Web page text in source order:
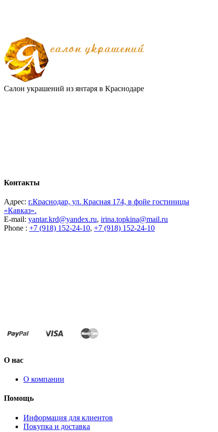
Салон украшений из янтаря в Краснодаре
Контакты
Адрес: г.Краснодар, ул. Красная 174, в фойе гостиницы
«Кавказ».
E-mail: yantar.krd@yandex.ru, irina.topkina@mail.ru
Phone : +7 (918) 152-24-10, +7 (918) 152-24-10
О нас
О компании
Помощь
Информация для клиентов
Покупка и доставка